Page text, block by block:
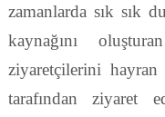
zamanlarda sık sık
kaynağını
ziyaretçilerini
tarafından ziyaret